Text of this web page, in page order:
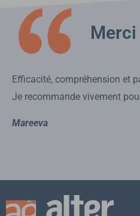
Merci
Efficacité, compréhension et
Je recommande vivement
Mareeva